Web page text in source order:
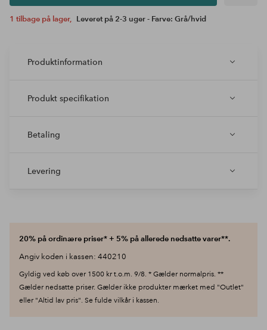
1 tilbage på lager, Leveret på 2-3 uger - Farve: Grå/hvid
Produktinformation
Produkt specifikation
Betaling
Levering
20% på ordinære priser* + 5% på allerede nedsatte varer**.
Angiv koden i kassen: 440210
Gyldig ved køb over 1500 kr t.o.m. 9/8. * Gælder normalpris. **
Gælder nedsatte priser. Gælder ikke produkter mærket med "Outlet"
eller "Altid lav pris". Se fulde vilkår i kassen.